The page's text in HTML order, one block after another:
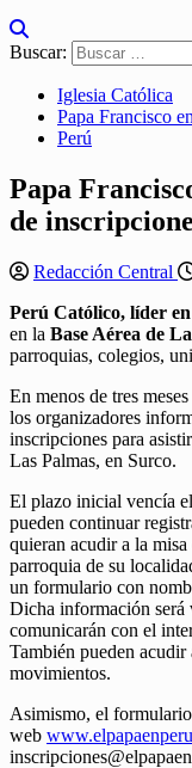
Buscar:
Iglesia Católica
Papa Francisco
Perú
Papa
de
Redacción Central
Perú Católico, líder
en la Base Aérea de
parroquias, colegios,
En menos de tres meses
los organizadores
inscripciones para
Las Palmas, en Surco.
El plazo inicial vencía
pueden continuar
quieran acudir a la misa
parroquia de su
un formulario con
Dicha información será
comunicarán con el
También pueden acudir
movimientos.
Asimismo, el
web